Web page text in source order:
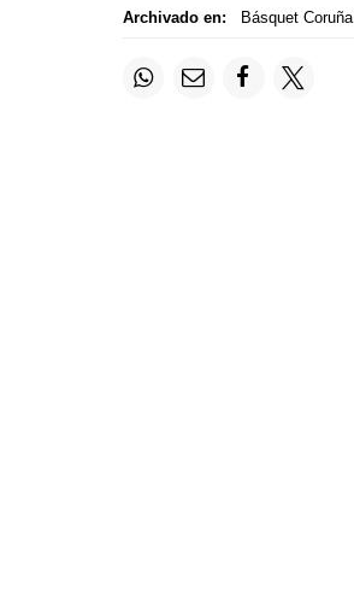
Archivado en: Básquet Coruña